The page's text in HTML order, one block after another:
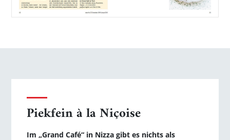
Piekfein à la Niçoise
Im „Grand Café“ in Nizza gibt es nichts als